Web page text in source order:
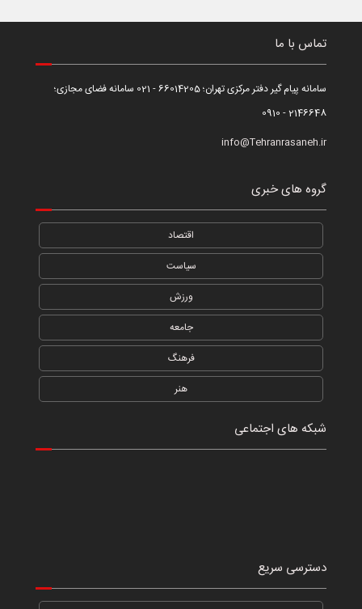
تماس با ما
سامانه پیام گیر دفتر مرکزی تهران؛ 66014205 - 021 سامانه فضای مجازی؛
2146648 - 0910
info@Tehranrasaneh.ir
گروه های خبری
اقتصاد
سیاست
ورزش
جامعه
فرهنگ
هنر
شبکه های اجتماعی
دسترسی سریع